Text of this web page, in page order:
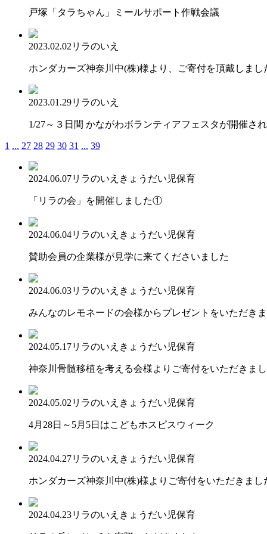
戸塚「タラちゃん」ミールサポート作戦会議
2023.02.02 リラのいえ
ホンダカーズ神奈川中(株)様より、ご寄付を頂戴しまし
2023.01.29リラのいえ
1/27～３日間 かながわボランティアフェスタが開催さ
1 ... 27 28 29 30 31 ... 39
2024.06.07リラのいえ きょうだい児保育
「リラの会」を開催しました①
2024.06.04リラのいえ きょうだい児保育
賛助会員の企業様が見学に来てくださいました
2024.06.03リラのいえ きょうだい児保育
みんなのレモネードの会様からプレゼントをいただき
2024.05.17リラのいえ きょうだい児保育
神奈川骨髄移植を考える会様よりご寄付をいただきま
2024.05.02 リラのいえ きょうだい児保育
4月28日～5月5日はこどもホスピスウィーク
2024.04.27リラのいえ きょうだい児保育
ホンダカーズ神奈川中(株)様よりご寄付をいただきまし
2024.04.23リラのいえ きょうだい児保育